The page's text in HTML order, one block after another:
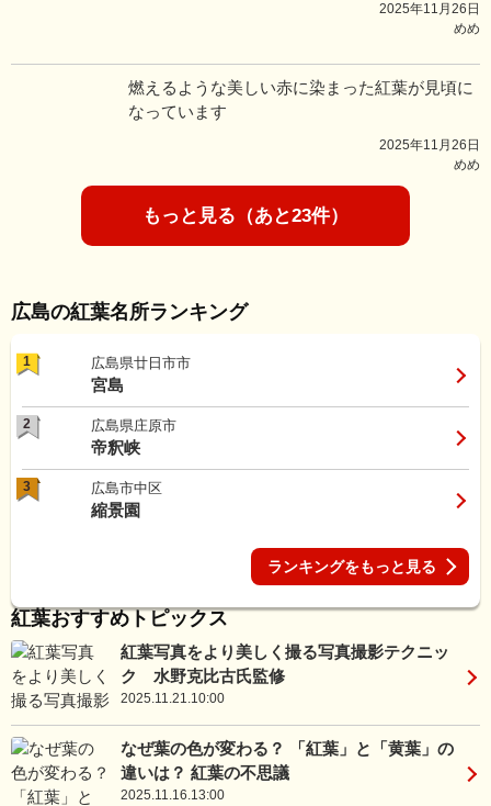
2025年11月26日
めめ
燃えるような美しい赤に染まった紅葉が見頃に
なっています
2025年11月26日
めめ
もっと見る（あと23件）
広島の紅葉名所ランキング
1 広島県廿日市市
宮島
2 広島県庄原市
帝釈峡
3 広島市中区
縮景園
ランキングをもっと見る
紅葉おすすめトピックス
紅葉写真をより美しく撮る写真撮影テクニッ
ク 水野克比古氏監修
2025.11.21.10:00
なぜ葉の色が変わる？ 「紅葉」と「黄葉」の
違いは？ 紅葉の不思議
2025.11.16.13:00